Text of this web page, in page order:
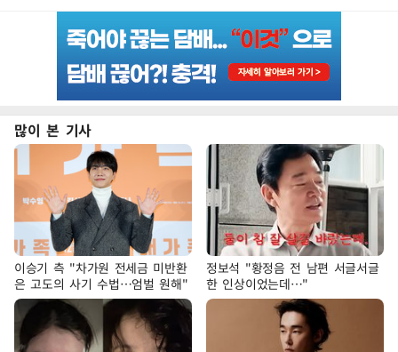
많이 본 기사
이승기 측 "차가원 전세금 미반환
은 고도의 사기 수법…엄벌 원해"
정보석 "황정음 전 남편 서글서글
한 인상이었는데…"